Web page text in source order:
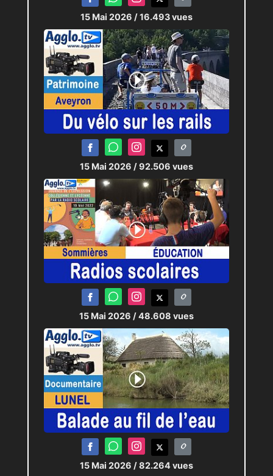
15 Mai 2026 / 16.493 vues
15 Mai 2026 / 92.506 vues
15 Mai 2026 / 48.608 vues
15 Mai 2026 / 82.264 vues